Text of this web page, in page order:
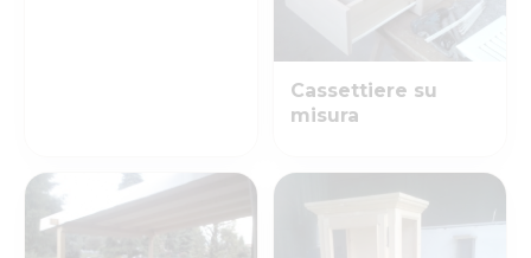
Cassettiere su
misura